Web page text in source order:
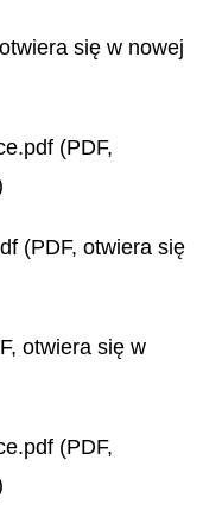
się w nowej
(PDF,
(PDF, otwiera się
otwiera się w
(PDF,